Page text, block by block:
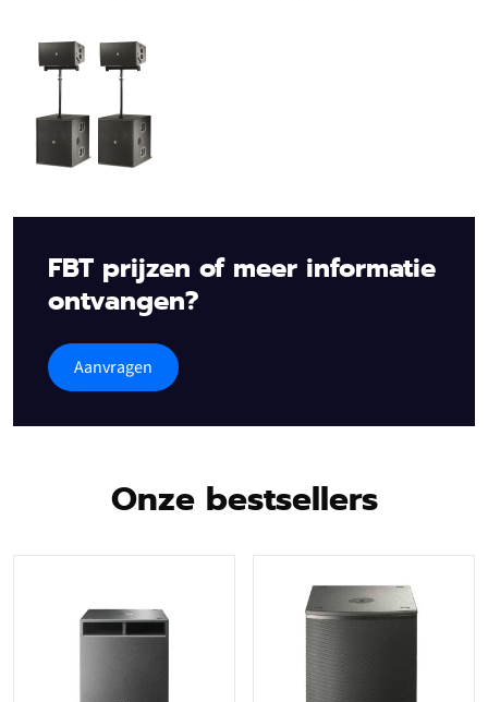
FBT prijzen of meer informatie
ontvangen?
Aanvragen
Onze bestsellers